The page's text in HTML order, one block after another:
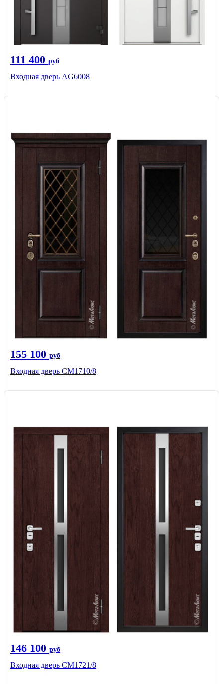
111 400 руб
Входная дверь AG6008
155 100 руб
Входная дверь CМ1710/8
146 100 руб
Входная дверь СМ1721/8